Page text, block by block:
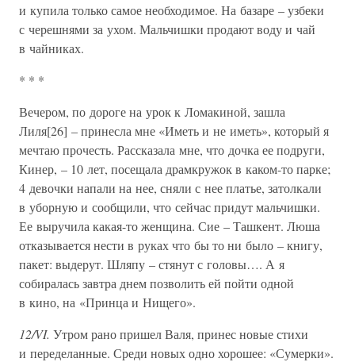
и купила только самое необходимое. На базаре – узбеки
с черешнями за ухом. Мальчишки продают воду и чай
в чайниках.
* * *
Вечером, по дороге на урок к Ломакиной, зашла
Лиля[26] – принесла мне «Иметь и не иметь», который я
мечтаю прочесть. Рассказала мне, что дочка ее подруги,
Кинер, – 10 лет, посещала драмкружок в каком-то парке;
4 девочки напали на нее, сняли с нее платье, затолкали
в уборную и сообщили, что сейчас придут мальчишки.
Ее выручила какая-то женщина. Сие – Ташкент. Люша
отказывается нести в руках что бы то ни было – книгу,
пакет: выдерут. Шляпу – стянут с головы…. А я
собиралась завтра днем позволить ей пойти одной
в кино, на «Принца и Нищего».
12/VI. Утром рано пришел Валя, принес новые стихи
и переделанные. Среди новых одно хорошее: «Сумерки».